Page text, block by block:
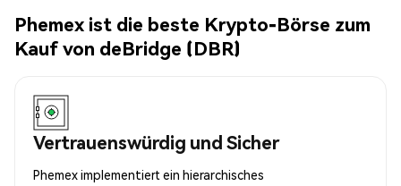
Phemex ist die beste Krypto-Börse zum
Kauf von deBridge (DBR)
Vertrauenswürdig und Sicher
Phemex implementiert ein hierarchisches